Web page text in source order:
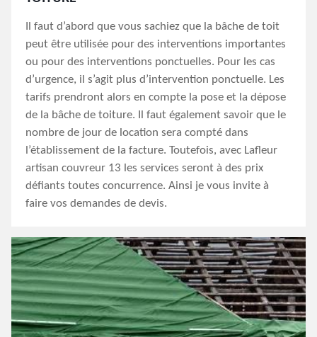
Il faut d’abord que vous sachiez que la bâche de toit
peut être utilisée pour des interventions importantes
ou pour des interventions ponctuelles. Pour les cas
d’urgence, il s’agit plus d’intervention ponctuelle. Les
tarifs prendront alors en compte la pose et la dépose
de la bâche de toiture. Il faut également savoir que le
nombre de jour de location sera compté dans
l’établissement de la facture. Toutefois, avec Lafleur
artisan couvreur 13 les services seront à des prix
défiants toutes concurrence. Ainsi je vous invite à
faire vos demandes de devis.